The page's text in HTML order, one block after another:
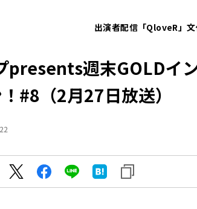
出演者配信「QloveR」
presents週末GOLDイ
#8（2月27日放送）